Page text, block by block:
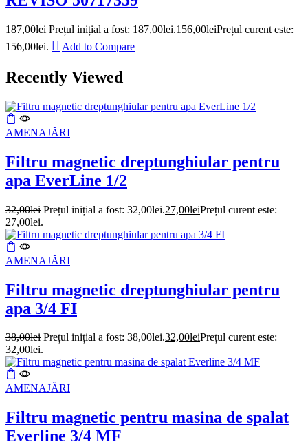
187,00lei Prețul inițial a fost: 187,00lei.156,00leiPrețul curent este:
156,00lei.
Add to Compare
Recently Viewed
AMENAJĂRI
Filtru magnetic dreptunghiular pentru
apa EverLine 1/2
32,00lei Prețul inițial a fost: 32,00lei.27,00leiPrețul curent este:
27,00lei.
AMENAJĂRI
Filtru magnetic dreptunghiular pentru
apa 3/4 FI
38,00lei Prețul inițial a fost: 38,00lei.32,00leiPrețul curent este:
32,00lei.
AMENAJĂRI
Filtru magnetic pentru masina de spalat
Everline 3/4 MF